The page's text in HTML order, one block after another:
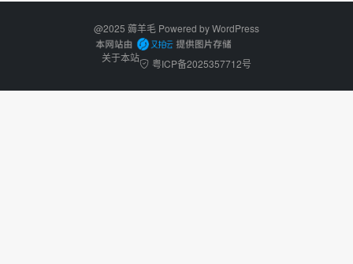
@2025 薅羊毛 Powered byWordPress
关于本站 粤ICP备2025357712号